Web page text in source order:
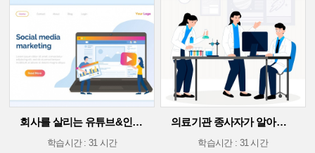
회사를 살리는 유튜브&인스타그램 소셜 미디어 마케팅
학습시간 : 31 시간
의료기관 종사자가 알아야 할 의료기술 트렌드
학습시간 : 31 시간